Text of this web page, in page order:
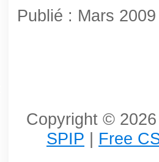
Publié : Mars 2009
Copyright ©
SPIP | Free